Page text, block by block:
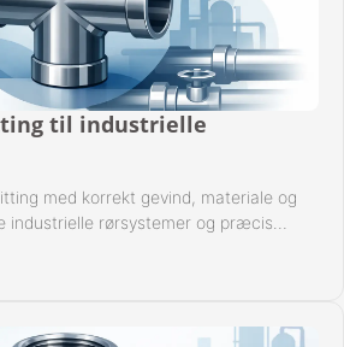
til industrielle
med korrekt gevind, materiale og
industrielle rørsystemer og præcis